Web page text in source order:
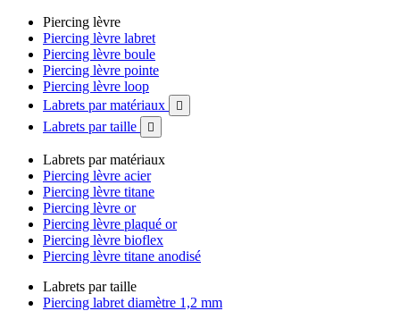
Piercing lèvre
Piercing lèvre labret
Piercing lèvre boule
Piercing lèvre pointe
Piercing lèvre loop
Labrets par matériaux

Labrets par taille 
Labrets par matériaux
Piercing lèvre acier
Piercing lèvre titane
Piercing lèvre or
Piercing lèvre plaqué or
Piercing lèvre bioflex
Piercing lèvre titane anodisé
Labrets par taille
Piercing labret diamètre 1,2 mm